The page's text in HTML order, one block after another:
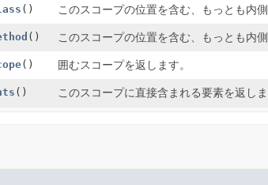
() このスコープの位置を含む、もっとも内
() このスコープの位置を含む、もっとも内
() 囲むスコープを返します。
() このスコープに直接含まれる要素を返しま